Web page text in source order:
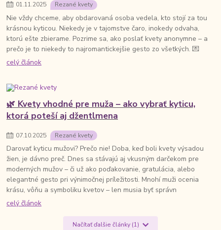
01.11.2025 Rezané kvety
Nie vždy chceme, aby obdarovaná osoba vedela, kto stojí za tou
krásnou kyticou. Niekedy je v tajomstve čaro, inokedy odvaha,
ktorú ešte zbierame. Pozrime sa, ako poslať kvety anonymne – a
prečo je to niekedy to najromantickejšie gesto zo všetkých. 💌
celý článok
🌿 Kvety vhodné pre muža – ako vybrať kyticu,
ktorá poteší aj džentlmena
07.10.2025 Rezané kvety
Darovať kyticu mužovi? Prečo nie! Doba, keď boli kvety výsadou
žien, je dávno preč. Dnes sa stávajú aj vkusným darčekom pre
moderných mužov – či už ako poďakovanie, gratulácia, alebo
elegantné gesto pri výnimočnej príležitosti. Mnohí muži ocenia
krásu, vôňu a symboliku kvetov – len musia byť správn
celý článok
Načítať ďalšie články (1)